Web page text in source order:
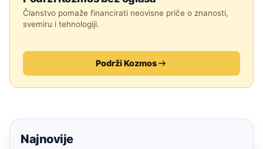
Članstvo pomaže financirati neovisne priče o znanosti,
svemiru i tehnologiji.
Podrži Kozmos
Najnovije